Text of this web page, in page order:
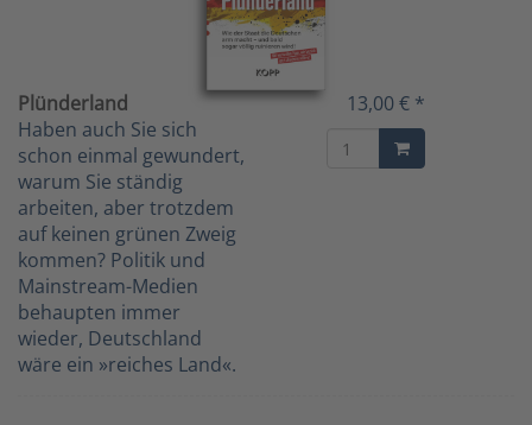
Plünderland
Haben auch Sie sich
schon einmal gewundert,
warum Sie ständig
arbeiten, aber trotzdem
auf keinen grünen Zweig
kommen? Politik und
Mainstream-Medien
behaupten immer
wieder, Deutschland
wäre ein »reiches Land«.
13,00 € *